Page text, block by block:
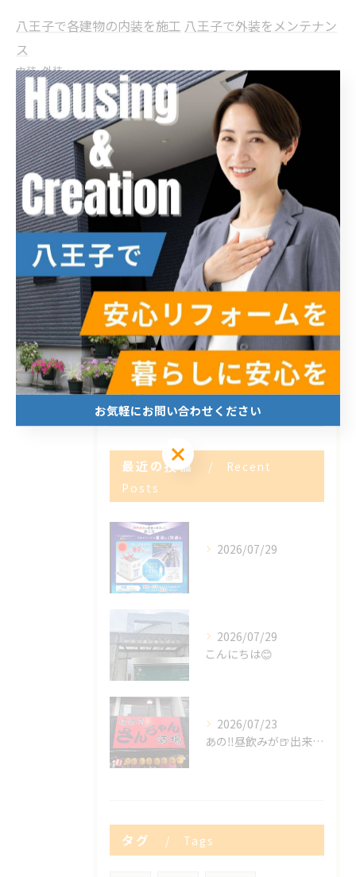
八王子で各建物の内装を施工 八王子で外装をメンテナン
ス
内装 外装
< 前のページ 一覧に戻る 次のページ >
カテゴリー Categories
全てのカテゴリー
内装
外装
エクステリア
新築
求人
最近の投稿
Recent
Posts
2026/07/29
2026/07/29
こんにちは😊
2026/07/23
あの‼️昼飲みが🍺出来る😍✨
タグ Tags
お気軽にお問い合わせください
お気軽にお問い合わせください